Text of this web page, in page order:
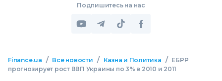
Подпишитесь на нас
Finance.ua / Все новости / Казна и Политика / ЕБРР
прогнозирует рост ВВП Украины по 3% в 2010 и 2011